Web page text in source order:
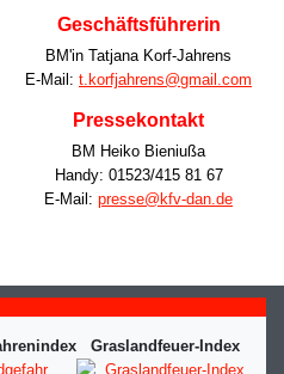
Geschäftsführerin
BM'in Tatjana Korf-Jahrens
E-Mail: t.korfjahrens@gmail.com
Pressekontakt
BM Heiko Bieniußa
Handy: 01523/415 81 67
E-Mail: presse@kfv-dan.de
Graslandfeuer-Index